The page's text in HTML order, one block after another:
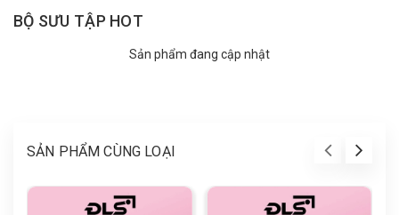
BỘ SƯU TẬP HOT
Sản phẩm đang cập nhật
SẢN PHẨM CÙNG LOẠI